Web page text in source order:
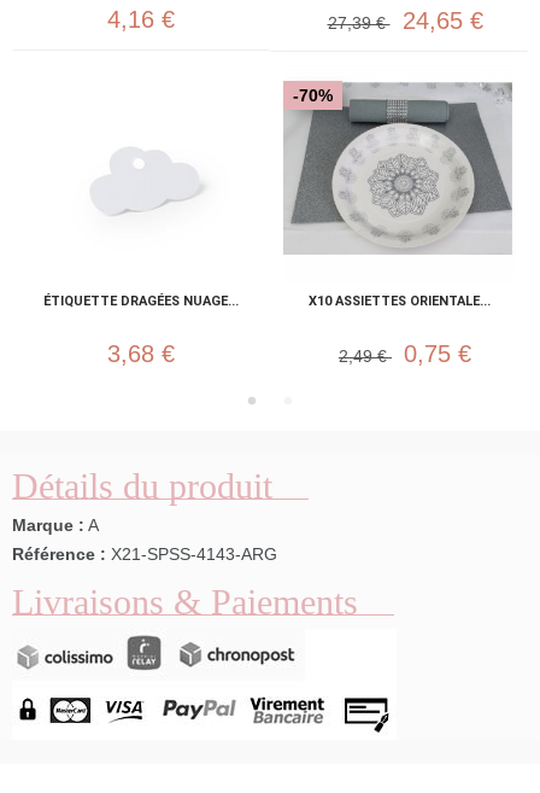
4,16 € 27,39 € 24,65 €
ÉTIQUETTE DRAGÉES NUAGE...
3,68 €
X10 ASSIETTES ORIENTALE...
-70%
2,49 € 0,75 €
Détails du produit
Marque : A
Référence : X21-SPSS-4143-ARG
Livraisons & Paiements